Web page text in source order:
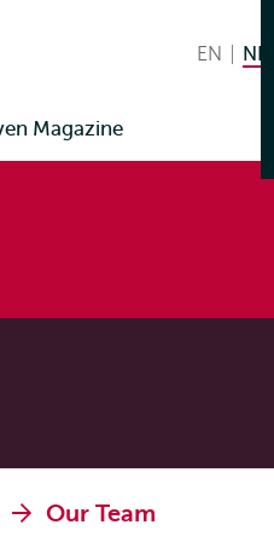
taal
EN English
NL
Magazine
Our Team